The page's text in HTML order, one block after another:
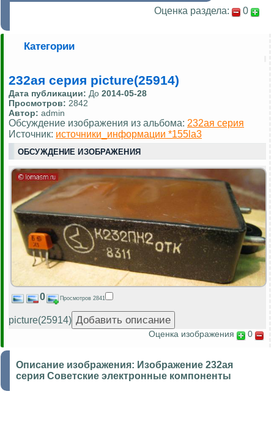
Оценка раздела: 0
Категории
232ая серия picture(25914)
Дата публикации: До 2014-05-28
Просмотров: 2842
Автор: admin
Обсуждение изображения из альбома: 232ая серия
Источник: источники_информации *155la3
ОБСУЖДЕНИЕ ИЗОБРАЖЕНИЯ
0 Просмотров 2841
picture(25914)
Оценка изображения 0
Описание изображения: Изображение 232ая
серия Советские электронные компоненты